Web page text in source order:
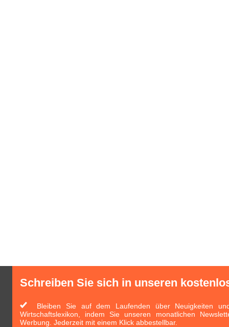
Schreiben Sie sich in unseren
Bleiben Sie auf dem Laufenden über Neuigkeiten
Wirtschaftslexikon, indem Sie unseren monatlichen
Werbung. Jederzeit mit einem Klick abbestellbar.